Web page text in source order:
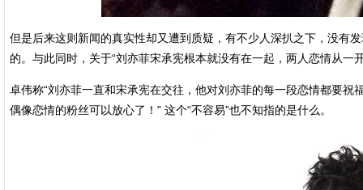
但是后来这则新闻的真实性却又遭到质疑，有不少人深扒之下，没有
的。与此同时，关于“刘亦菲宋承宪根本就没有在一起，两人恋情从一
卓伟称“刘亦菲一直和宋承宪在交往，他对刘亦菲的每一段恋情都要
偶像恋情的粉丝可以放心了！” 这个“不容易”也不知指的是什么。